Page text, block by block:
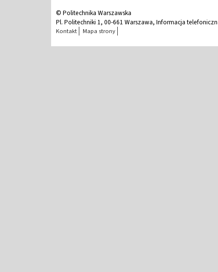
© Politechnika Warszawska
Pl. Politechniki 1, 00-661 Warszawa, Informacja
Kontakt Mapa strony